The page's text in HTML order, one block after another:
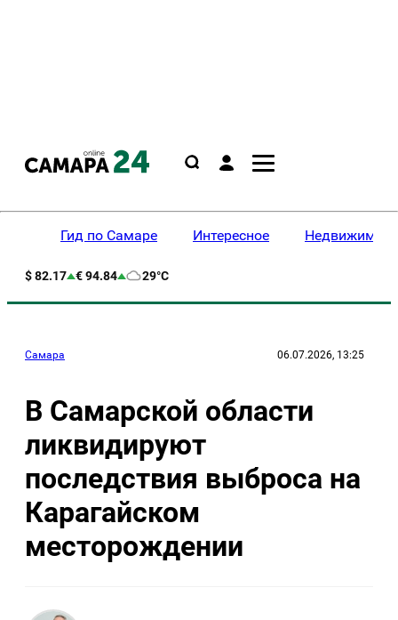
Гид по Самаре Интересное
$ 82.17 € 94.84 29°C
Самара 06.07.2026, 13:25
В Самарской области
ликвидируют
последствия выброса на
Карагайском
месторождении